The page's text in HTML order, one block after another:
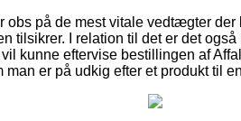
på de mest vitale vedtægter der
tilsikrer. I relation til det er det
kunne eftervise bestillingen af
er på udkig efter et produkt til